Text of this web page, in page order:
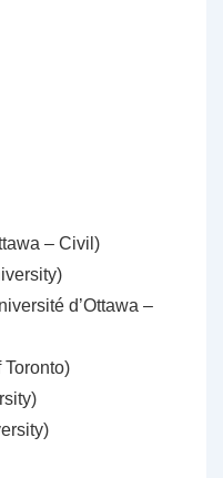
– Civil)
d’Ottawa –